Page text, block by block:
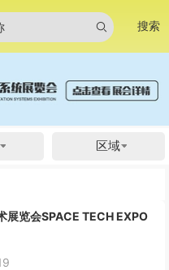
搜索
区域
展览会SPACE TECH EXPO